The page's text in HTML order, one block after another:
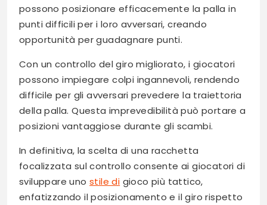
possono posizionare efficacemente la palla in
punti difficili per i loro avversari, creando
opportunità per guadagnare punti.
Con un controllo del giro migliorato, i giocatori
possono impiegare colpi ingannevoli, rendendo
difficile per gli avversari prevedere la traiettoria
della palla. Questa imprevedibilità può portare a
posizioni vantaggiose durante gli scambi.
In definitiva, la scelta di una racchetta
focalizzata sul controllo consente ai giocatori di
sviluppare unostile di gioco più tattico,
enfatizzando il posizionamento e il giro rispetto